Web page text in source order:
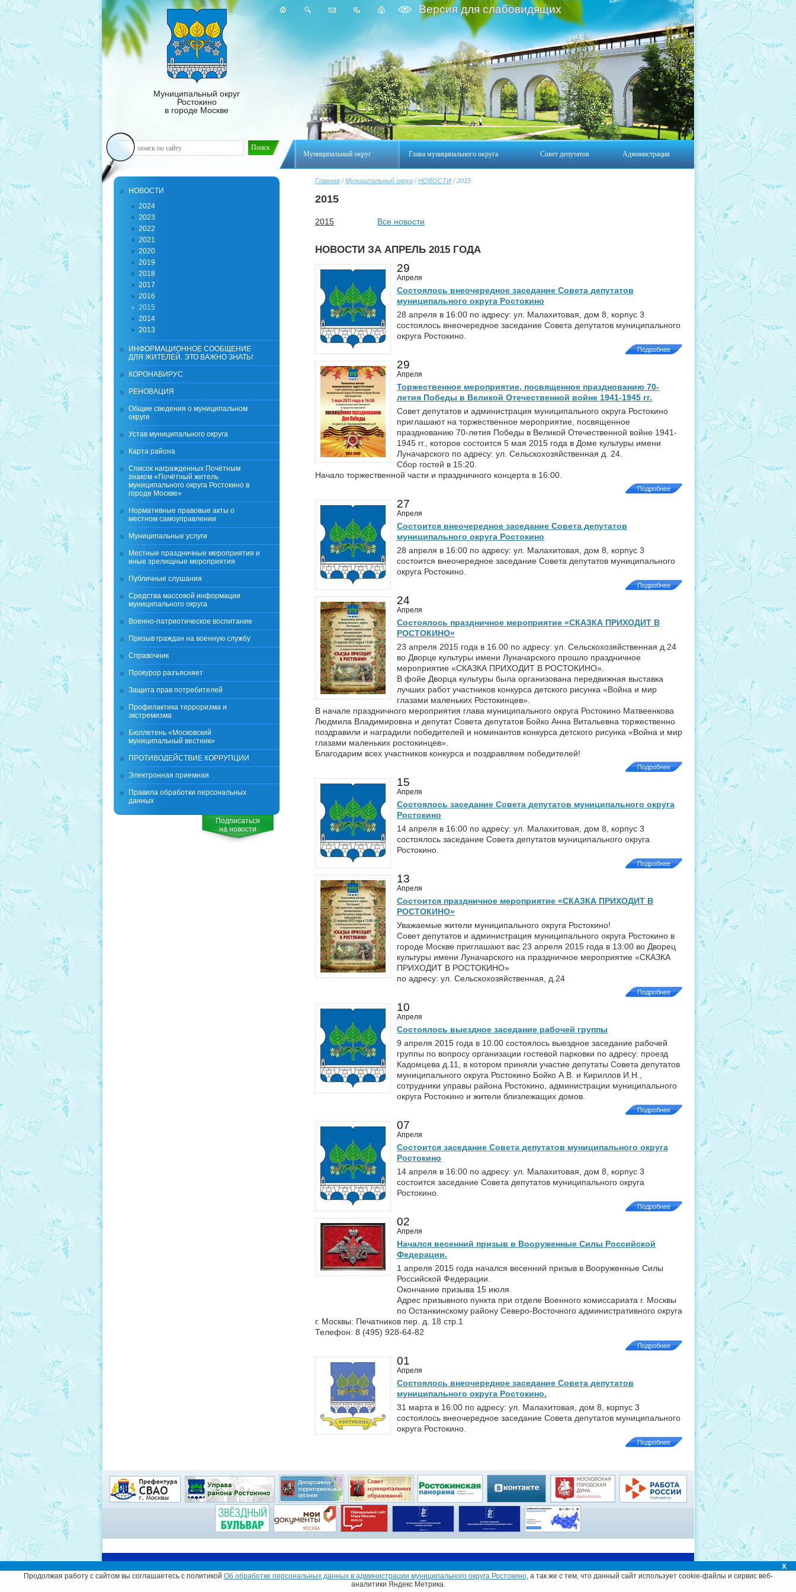
Муниципальный округ Глава муниципального округа Совет депутатов Администрация
Муниципальный округ
Ростокино
в городе Москве
Версия для слабовидящих
Главная /Муниципальный округ /НОВОСТИ / 2015
2015
2015 Все новости
НОВОСТИ ЗА АПРЕЛЬ 2015 ГОДА
29
Апреля
Состоялось внеочередное заседание Совета депутатов
муниципального округа Ростокино
28 апреля в 16:00 по адресу: ул. Малахитовая, дом 8, корпус 3
состоялось внеочередное заседание Совета депутатов муниципального
округа Ростокино.
Подробнее
29
Апреля
Торжественное мероприятие, посвященное празднованию 70-
летия Победы в Великой Отечественной войне 1941-1945 гг.
Совет депутатов и администрация муниципального округа Ростокино
приглашают на торжественное мероприятие, посвященное
празднованию 70-летия Победы в Великой Отечественной войне 1941-
1945 гг., которое состоится 5 мая 2015 года в Доме культуры имени
Луначарского по адресу: ул. Сельскохозяйственная д. 24.
Сбор гостей в 15:20.
Начало торжественной части и праздничного концерта в 16:00.
Подробнее
27
Апреля
Состоится внеочередное заседание Совета депутатов
муниципального округа Ростокино
28 апреля в 16:00 по адресу: ул. Малахитовая, дом 8, корпус 3
состоится внеочередное заседание Совета депутатов муниципального
округа Ростокино.
Подробнее
24
Апреля
Состоялось праздничное мероприятие «СКАЗКА ПРИХОДИТ В
РОСТОКИНО»
23 апреля 2015 года в 16.00 по адресу: ул. Сельскохозяйственная д.24
во Дворце культуры имени Луначарского прошло праздничное
мероприятие «СКАЗКА ПРИХОДИТ В РОСТОКИНО».
В фойе Дворца культуры была организована передвижная выставка
лучших работ участников конкурса детского рисунка «Война и мир
глазами маленьких Ростокинцев».
В начале праздничного мероприятия глава муниципального округа Ростокино Матвеенкова
Людмила Владимировна и депутат Совета депутатов Бойко Анна Витальевна торжественно
поздравили и наградили победителей и номинантов конкурса детского рисунка «Война и мир
глазами маленьких ростокинцев».
Благодарим всех участников конкурса и поздравляем победителей!
Подробнее
15
Апреля
Состоялось заседание Совета депутатов муниципального округа
Ростокино
14 апреля в 16:00 по адресу: ул. Малахитовая, дом 8, корпус 3
состоялось заседание Совета депутатов муниципального округа
Ростокино.
Подробнее
13
Апреля
Состоится праздничное мероприятие «СКАЗКА ПРИХОДИТ В
РОСТОКИНО»
Уважаемые жители муниципального округа Ростокино!
Совет депутатов и администрация муниципального округа Ростокино в
городе Москве приглашают вас 23 апреля 2015 года в 13:00 во Дворец
культуры имени Луначарского на праздничное мероприятие «СКАЗКА
ПРИХОДИТ В РОСТОКИНО»
по адресу: ул. Сельскохозяйственная, д.24
Подробнее
10
Апреля
Состоялось выездное заседание рабочей группы
9 апреля 2015 года в 10.00 состоялось выездное заседание рабочей
группы по вопросу организации гостевой парковки по адресу: проезд
Кадомцева д.11, в котором приняли участие депутаты Совета депутатов
муниципального округа Ростокино Бойко А.В. и Кириллов И.Н.,
сотрудники управы района Ростокино, администрации муниципального
округа Ростокино и жители близлежащих домов.
Подробнее
07
Апреля
Состоится заседание Совета депутатов муниципального округа
Ростокино
14 апреля в 16:00 по адресу: ул. Малахитовая, дом 8, корпус 3
состоится заседание Совета депутатов муниципального округа
Ростокино.
Подробнее
02
Апреля
Начался весенний призыв в Вооруженные Силы Российской
Федерации.
1 апреля 2015 года начался весенний призыв в Вооруженные Силы
Российской Федерации.
Окончание призыва 15 июля.
Адрес призывного пункта при отделе Военного комиссариата г. Москвы
по Останкинскому району Северо-Восточного административного округа
г. Москвы: Печатников пер. д. 18 стр.1
Телефон: 8 (495) 928-64-82
Подробнее
01
Апреля
Состоялось внеочередное заседание Совета депутатов
муниципального округа Ростокино.
31 марта в 16:00 по адресу: ул. Малахитовая, дом 8, корпус 3
состоялось внеочередное заседание Совета депутатов муниципального
округа Ростокино.
Подробнее
НОВОСТИ
2024
2023
2022
2021
2020
2019
2018
2017
2016
2015
2014
2013
ИНФОРМАЦИОННОЕ СООБЩЕНИЕ
ДЛЯ ЖИТЕЛЕЙ. ЭТО ВАЖНО ЗНАТЬ!
КОРОНАВИРУС
РЕНОВАЦИЯ
Общие сведения о муниципальном
округе
Устав муниципального округа
Карта района
Список награжденных Почётным
знаком «Почётный житель
муниципального округа Ростокино в
городе Москве»
Нормативные правовые акты о
местном самоуправлении
Муниципальные услуги
Местные праздничные мероприятия и
иные зрелищные мероприятия
Публичные слушания
Средства массовой информации
муниципального округа
Военно-патриотическое воспитание
Призыв граждан на военную службу
Справочник
Прокурор разъясняет
Защита прав потребителей
Профилактика терроризма и
экстремизма
Бюллетень «Московский
муниципальный вестник»
ПРОТИВОДЕЙСТВИЕ КОРРУПЦИИ
Электронная приемная
Правила обработки персональных
данных
Подписаться
на новости
X
Продолжая работу с сайтом вы соглашаетесь с политикой Об обработке персональных данных в администрации муниципального округа Ростокино, а так же с тем, что данный сайт использует cookie-файлы и сервис веб-
аналитики Яндекс Метрика.